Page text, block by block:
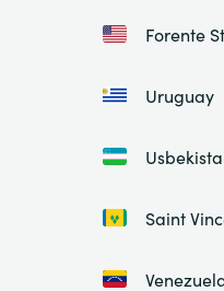
Forente
Uruguay
Saint